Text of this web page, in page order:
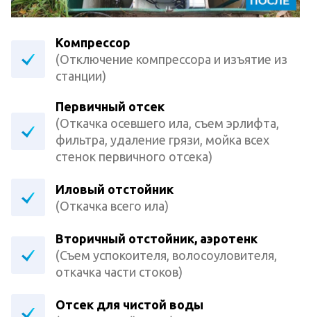
Компрессор
(Отключение компрессора и изъятие из
станции)
Первичный отсек
(Откачка осевшего ила, съем эрлифта,
фильтра, удаление грязи, мойка всех
стенок первичного отсека)
Иловый отстойник
(Откачка всего ила)
Вторичный отстойник, аэротенк
(Съем успокоителя, волосоуловителя,
откачка части стоков)
Отсек для чистой воды